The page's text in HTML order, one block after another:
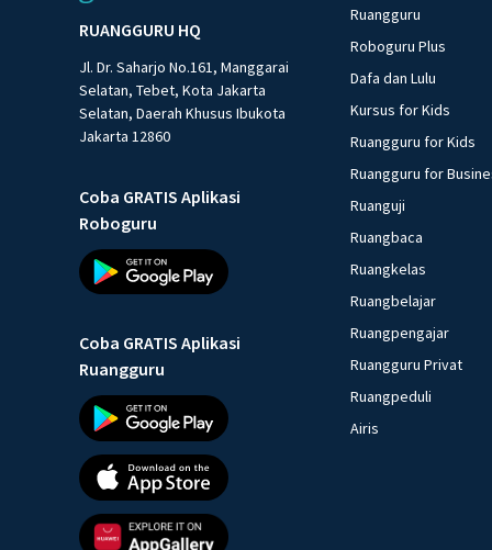
RUANGGURU HQ
Jl. Dr. Saharjo No.161, Manggarai
Selatan, Tebet, Kota Jakarta
Selatan, Daerah Khusus Ibukota
Jakarta 12860
Coba GRATIS Aplikasi
Roboguru
Coba GRATIS Aplikasi
Ruangguru
Ruangguru
Roboguru Plus
Dafa dan Lulu
Kursus for Kids
Ruangguru for Kids
Ruangguru for
Ruanguji
Ruangbaca
Ruangkelas
Ruangbelajar
Ruangpengajar
Ruangguru Privat
Ruangpeduli
Airis